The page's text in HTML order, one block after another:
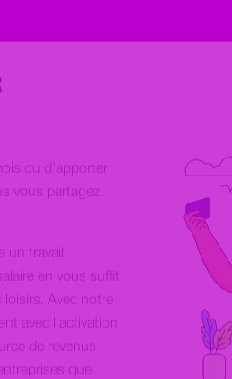
ou d’apporter
vous partagez
un travail
en vous suffit
loisirs. Avec notre
avec l’activation
de revenus
que